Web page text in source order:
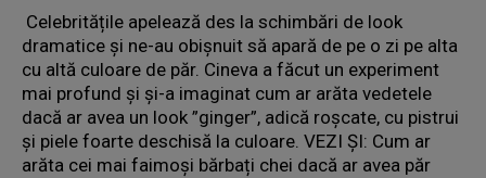
Celebritățile apelează des la schimbări de look
dramatice și ne-au obișnuit să apară de pe o zi pe alta
cu altă culoare de păr. Cineva a făcut un experiment
mai profund și și-a imaginat cum ar arăta vedetele
dacă ar avea un look ”ginger”, adică roșcate, cu pistrui
și piele foarte deschisă la culoare. VEZI ȘI: Cum ar
arăta cei mai faimoși bărbați chei dacă ar avea păr